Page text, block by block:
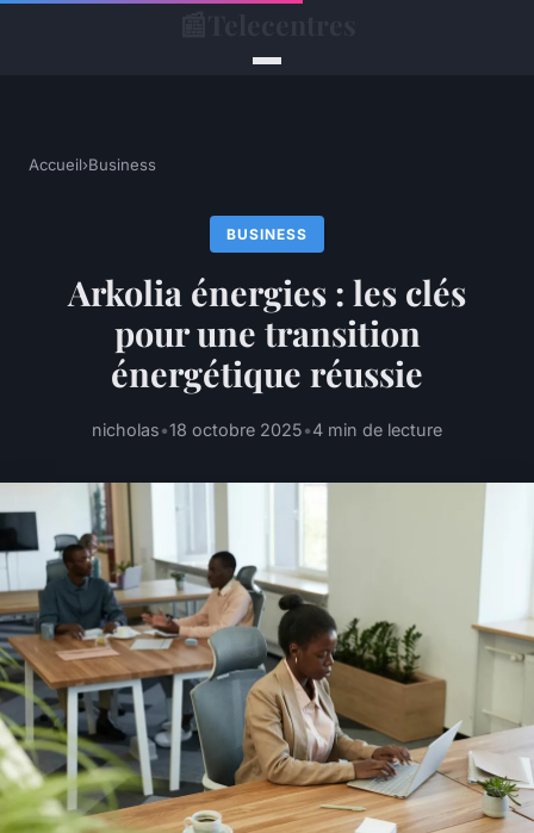
Accueil›Business
BUSINESS
Arkolia énergies : les clés
pour une transition
énergétique réussie
nicholas•18 octobre 2025•4 min de lecture